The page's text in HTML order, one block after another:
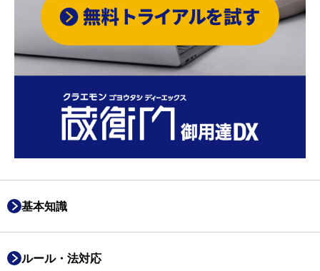
基本知識
ルール・法対応